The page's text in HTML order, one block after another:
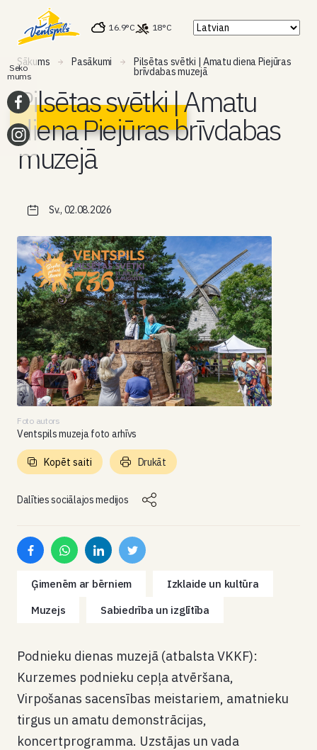
16.9°C 18°C
Sākums Pasākumi Pilsētas svētki | Amatu diena Piejūras
brīvdabas muzejā
Pilsētas svētki | Amatu
diena Piejūras brīvdabas
muzejā
Sv., 02.08.2026
Foto autors
Ventspils muzeja foto arhīvs
Dalīties sociālajos medijos
Kopēt saiti Drukāt
Ģimenēm ar bērniem
Izklaide un kultūra
Muzejs
Sabiedrība un izglītība
Podnieku dienas muzejā (atbalsta VKKF):
Kurzemes podnieku cepļa atvēršana,
Virpošanas sacensības meistariem, amatnieku
tirgus un amatu demonstrācijas,
koncertprogramma. Uzstājas un vada
Seko
mums